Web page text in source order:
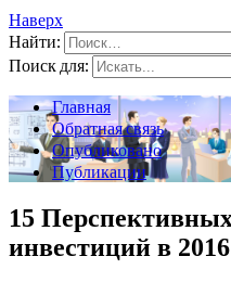
Наверх
Найти:
Поиск для:
Главная
Обратная связь
Опубликовано
Публикации
15
инвестиций в 2016